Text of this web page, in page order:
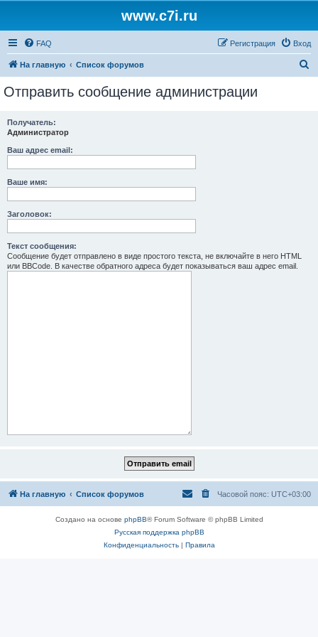
www.c7i.ru
FAQ Вход
Регистрация
На главную Список форумов
Отправить сообщение администрации
Получатель:
Администратор
Ваш адрес email:
Ваше имя:
Заголовок:
Текст сообщения:
Сообщение будет отправлено в виде простого текста, не включайте в него HTML
или BBCode. В качестве обратного адреса будет показываться ваш адрес email.
На главную Список форумов Часовой пояс: UTC+03:00
Создано на основе phpBB® Forum Software © phpBB Limited
Русская поддержка phpBB
Конфиденциальность| Правила